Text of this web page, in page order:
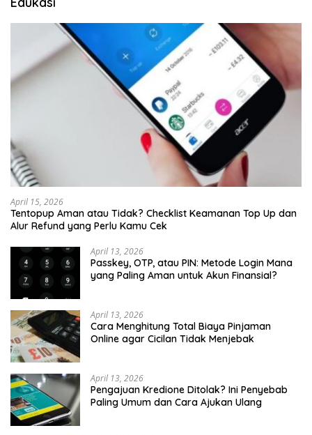
April 15, 2026
Tentopup Aman atau Tidak? Checklist Keamanan Top Up dan
Alur Refund yang Perlu Kamu Cek
April 13, 2026
Passkey, OTP, atau PIN: Metode Login Mana
yang Paling Aman untuk Akun Finansial?
April 13, 2026
Cara Menghitung Total Biaya Pinjaman
Online agar Cicilan Tidak Menjebak
April 13, 2026
Pengajuan Kredione Ditolak? Ini Penyebab
Paling Umum dan Cara Ajukan Ulang